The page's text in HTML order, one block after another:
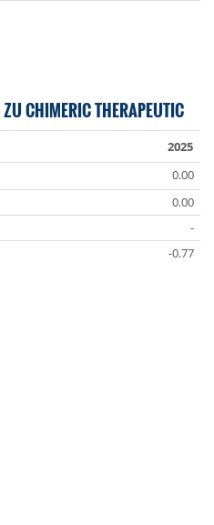
CHIMERIC THERAPEUTIC
2025
0.00
0.00
-
-0.77